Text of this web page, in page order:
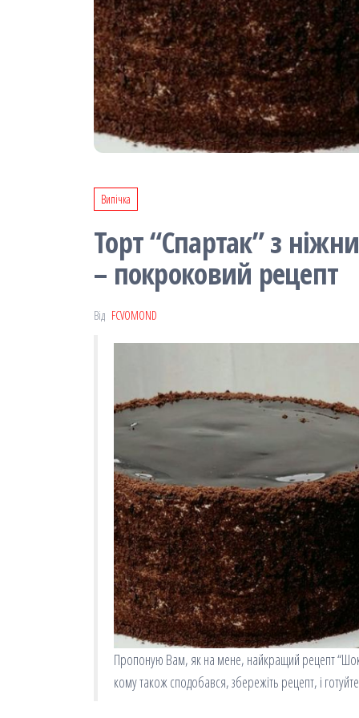
Випічка
Торт “Спартак” з
– покроковий рецепт
Від FCVOMOND
Пропоную Вам, як на мене, найкращий рецепт
кому також сподобався, збережіть рецепт, і